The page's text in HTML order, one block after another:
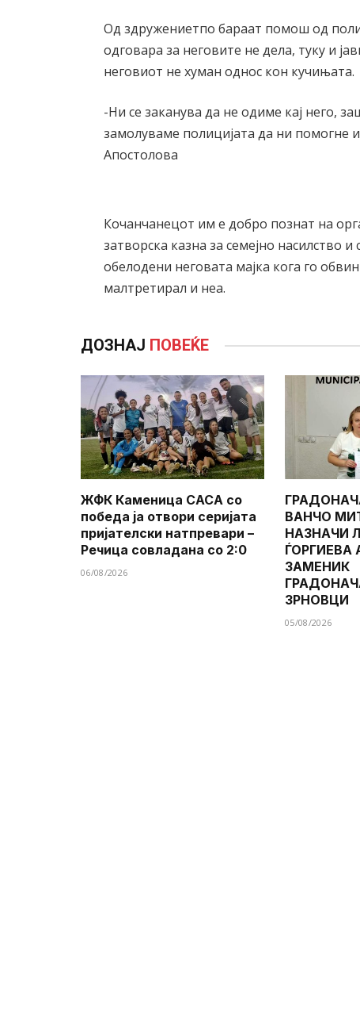
Од здружениетпо бараат помош од
одговара за неговите не дела, туку и
неговиот не хуман однос кон кучињата.
-Ни се заканува да не одиме кај него,
замолуваме полицијата да ни помогне и
Апостолова
Кочанчанецот им е добро познат на
затворска казна за семејно насилство
обелодени неговата мајка кога го
малтретирал и неа.
ДОЗНАЈ ПОВЕЌЕ
ЖФК Каменица САСА со
победа ја отвори серијата
пријателски натпревари –
Речица совладана со 2:0
06/08/2026
ВАНЧО
НАЗНАЧИ
ЃОРГИЕВА
ЗАМЕНИК
ЗРНОВЦИ
05/08/2026